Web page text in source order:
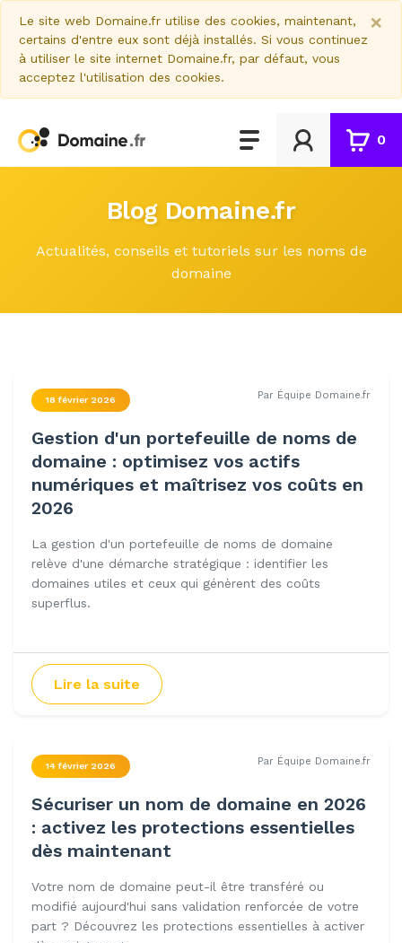
Le site web Domaine.fr utilise des cookies, maintenant,
certains d'entre eux sont déjà installés. Si vous continuez
à utiliser le site internet Domaine.fr, par défaut, vous
acceptez l'utilisation des cookies.
×
0
Blog Domaine.fr
Actualités, conseils et tutoriels sur les noms de
domaine
18 février 2026 Par Équipe Domaine.fr
Gestion d'un portefeuille de noms de
domaine : optimisez vos actifs
numériques et maîtrisez vos coûts en
2026
La gestion d'un portefeuille de noms de domaine
relève d'une démarche stratégique : identifier les
domaines utiles et ceux qui génèrent des coûts
superflus.
Lire la suite
14 février 2026 Par Équipe Domaine.fr
Sécuriser un nom de domaine en 2026
: activez les protections essentielles
dès maintenant
Votre nom de domaine peut-il être transféré ou
modifié aujourd'hui sans validation renforcée de votre
part ? Découvrez les protections essentielles à activer